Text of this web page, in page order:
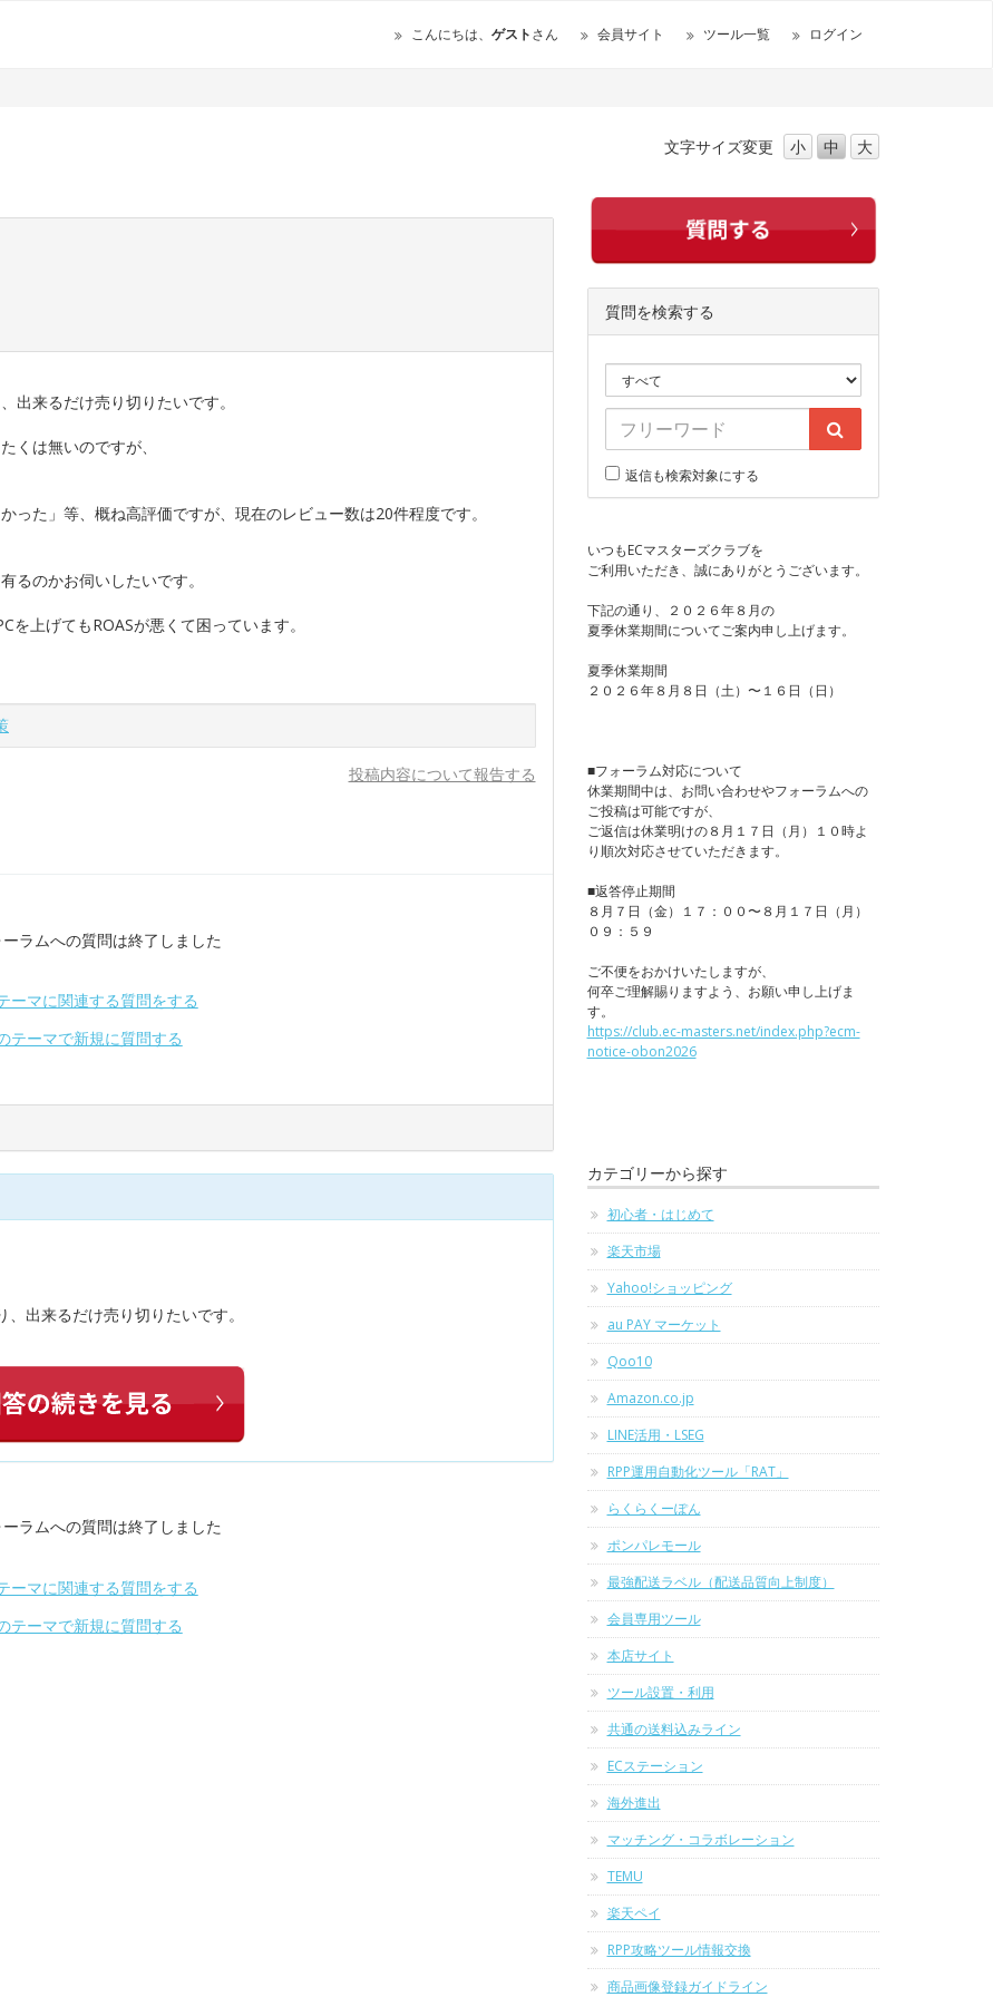
こんにちは、 ゲストさん 会員サイト ツール一覧 ログイン
文字サイズ変更 小 中 大
出来るだけ売り切りたいです。
くは無いのですが、
った」等、概ね高評価ですが、現在のレビュー数は20件程度です。
るのかお伺いしたいです。
上げてもROASが悪くて困っています。
投稿内容について報告する
ラムへの質問は終了しました
ーマに関連する質問をする
テーマで新規に質問する
出来るだけ売り切りたいです。
ラムへの質問は終了しました
ーマに関連する質問をする
テーマで新規に質問する
質問を検索する
返信も検索対象にする
いつもECマスターズクラブを
ご利用いただき、誠にありがとうございます。
下記の通り、２０２６年８月の
夏季休業期間についてご案内申し上げます。
夏季休業期間
２０２６年８月８日（土）〜１６日（日）
■フォーラム対応について
休業期間中は、お問い合わせやフォーラムへの
ご投稿は可能ですが、
ご返信は休業明けの８月１７日（月）１０時よ
り順次対応させていただきます。
■返答停止期間
８月７日（金）１７：００〜８月１７日（月）
０９：５９
ご不便をおかけいたしますが、
何卒ご理解賜りますよう、お願い申し上げま
す。
https://club.ec-masters.net/index.php?ecm-
notice-obon2026
カテゴリーから探す
初心者・はじめて
楽天市場
Yahoo!ショッピング
au PAY マーケット
Qoo10
Amazon.co.jp
LINE活用・LSEG
RPP運用自動化ツール「RAT」
らくらくーぽん
ポンパレモール
最強配送ラベル（配送品質向上制度）
会員専用ツール
本店サイト
ツール設置・利用
共通の送料込みライン
ECステーション
海外進出
マッチング・コラボレーション
TEMU
楽天ペイ
RPP攻略ツール情報交換
商品画像登録ガイドライン